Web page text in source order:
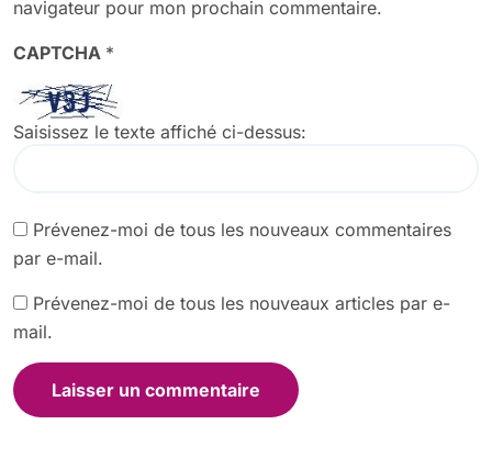
navigateur pour mon prochain commentaire.
CAPTCHA *
Saisissez le texte affiché ci-dessus:
Prévenez-moi de tous les nouveaux commentaires
par e-mail.
Prévenez-moi de tous les nouveaux articles par e-
mail.